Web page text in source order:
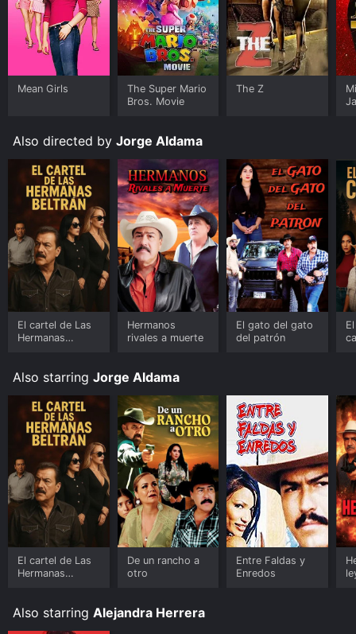
Mean Girls
The Super Mario
Bros. Movie
The Z
Also directed by Jorge Aldama
El cartel de Las
Hermanas
Hermanos
rivales a muerte
El gato del gato
del patrón
Also starring Jorge Aldama
El cartel de Las
Hermanas
De un rancho a
otro
Entre Faldas y
Enredos
Also starring Alejandra Herrera